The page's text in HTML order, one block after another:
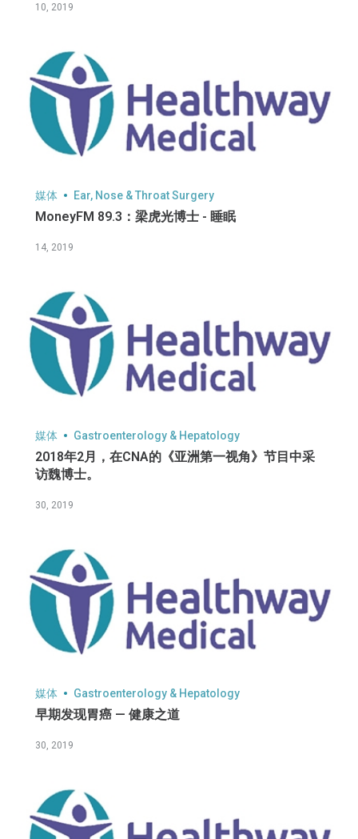
10, 2019
媒体 Ear, Nose & Throat Surgery
MoneyFM 89.3：梁虎光博士 - 睡眠
14, 2019
媒体 Gastroenterology & Hepatology
2018年2月，在CNA的《亚洲第一视角》节目中采
访魏博士。
30, 2019
媒体 Gastroenterology & Hepatology
早期发现胃癌 — 健康之道
30, 2019